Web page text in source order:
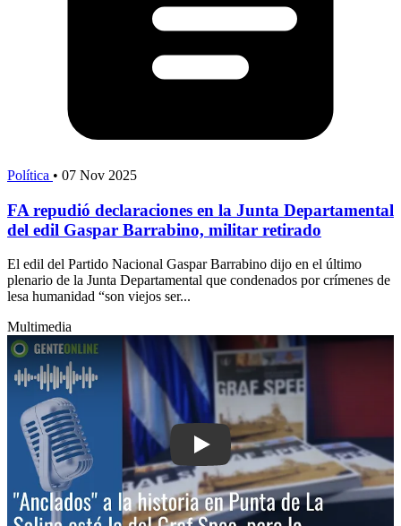
Política • 07 Nov 2025
FA repudió declaraciones en la Junta Departamental
del edil Gaspar Barrabino, militar retirado
El edil del Partido Nacional Gaspar Barrabino dijo en el último
plenario de la Junta Departamental que condenados por crímenes de
lesa humanidad “son viejos ser...
Multimedia
Play: "Anclados" a la historia: en